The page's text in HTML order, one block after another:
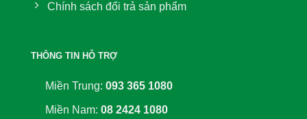
Chính sách đổi trả sản phẩm
THÔNG TIN HỖ TRỢ
Miền Trung: 093 365 1080
Miền Nam: 08 2424 1080